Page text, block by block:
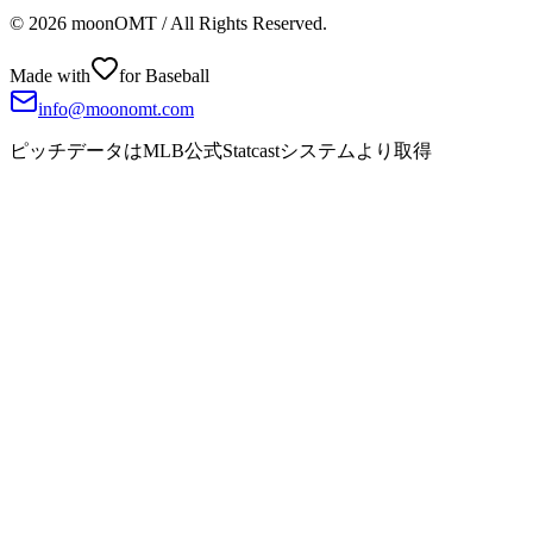
© 2026 moonOMT / All Rights Reserved.
Made with
for Baseball
info@moonomt.com
ピッチデータはMLB公式Statcastシステムより取得